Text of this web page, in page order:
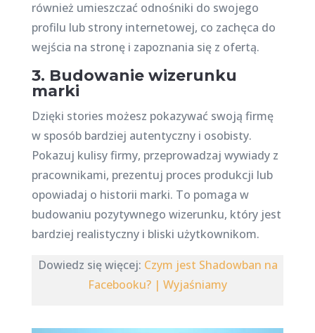
również umieszczać odnośniki do swojego
profilu lub strony internetowej, co zachęca do
wejścia na stronę i zapoznania się z ofertą.
3. Budowanie wizerunku
marki
Dzięki stories możesz pokazywać swoją firmę
w sposób bardziej autentyczny i osobisty.
Pokazuj kulisy firmy, przeprowadzaj wywiady z
pracownikami, prezentuj proces produkcji lub
opowiadaj o historii marki. To pomaga w
budowaniu pozytywnego wizerunku, który jest
bardziej realistyczny i bliski użytkownikom.
Dowiedz się więcej: Czym jest Shadowban na
Facebooku? | Wyjaśniamy